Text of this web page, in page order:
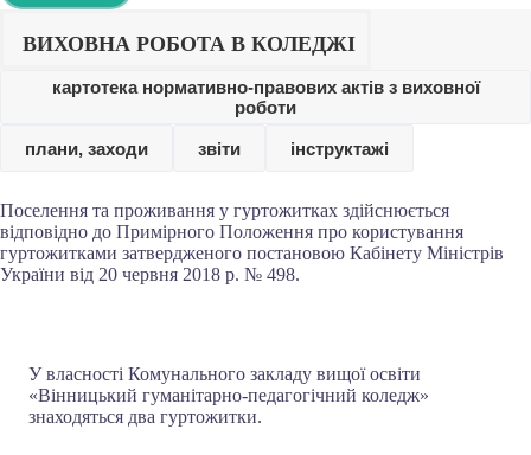
ВИХОВНА РОБОТА В КОЛЕДЖІ
картотека нормативно-правових актів з виховної
роботи
плани, заходи звіти інструктажі
Поселення та проживання у гуртожитках здійснюється
відповідно до Примірного Положення про користування
гуртожитками затвердженого постановою Кабінету Міністрів
України від 20 червня 2018 р. № 498.
У власності Комунального закладу вищої освіти
«Вінницький гуманітарно-педагогічний коледж»
знаходяться два гуртожитки.